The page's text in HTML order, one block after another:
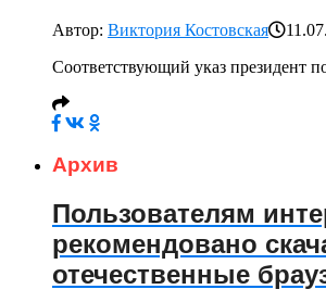
Автор: Виктория Костовская
Соответствующий указ президент
Архив
Пользователям
рекомендовано
отечественные